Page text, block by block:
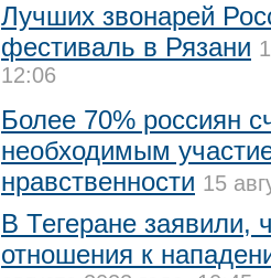
Лучших звонарей
фестиваль в Рязани
12:06
Более 70% россиян
необходимым
нравственности 15
В Тегеране заявили,
отношения к